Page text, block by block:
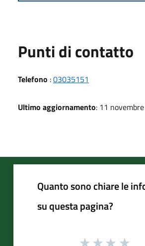
Punti di contatto
Telefono :03035151
Ultimo aggiornamento: 11
Quanto sono chiare le
su questa pagina?